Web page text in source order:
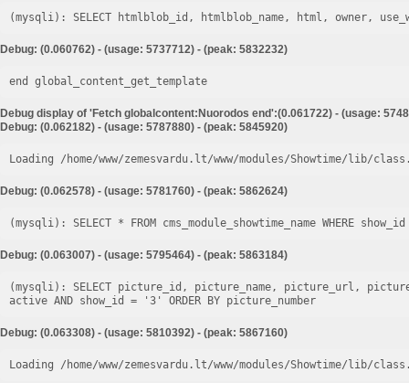
Debug: (0.060762) - (usage: 5737712) - (peak: 5832232)
end global_content_get_template
Debug display of 'Fetch globalcontent:Nuorodos end':(0.061722) - (usage:
Debug: (0.062182) - (usage: 5787880) - (peak: 5845920)
Loading /home/www/zemesvardu.lt/www/modules/Showtime/lib/
Debug: (0.062578) - (usage: 5781760) - (peak: 5862624)
Debug: (0.063007) - (usage: 5795464) - (peak: 5863184)
(mysqli): SELECT picture_id, picture_name, picture_url,
Debug: (0.063308) - (usage: 5810392) - (peak: 5867160)
Loading /home/www/zemesvardu.lt/www/modules/Showtime/lib/